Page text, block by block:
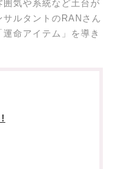
気や系統など土台が
ルタントのRANさん
命アイテム」を導き